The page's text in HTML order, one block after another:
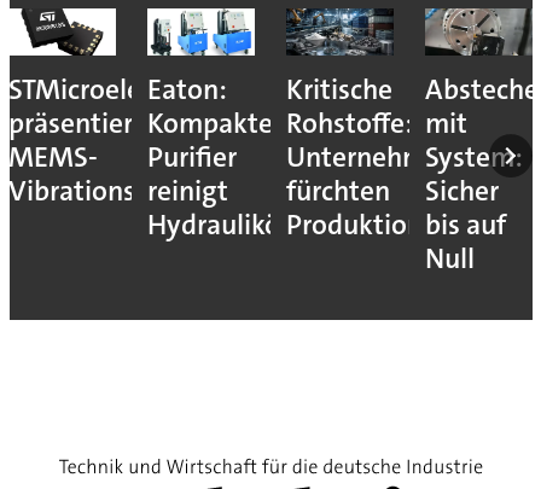
Kritische
Rohstoffe:
Unternehmen
fürchten
Produktionsstopps
Abstechen
mit
System:
Sicher
bis auf
Siemens
wächst
weiter
dank
Rekord-
Auftragseingang
Dürr-
Wo der
Konzern